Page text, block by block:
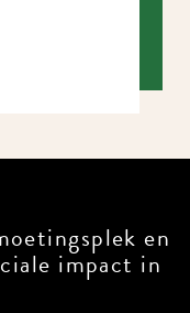
en
impact in